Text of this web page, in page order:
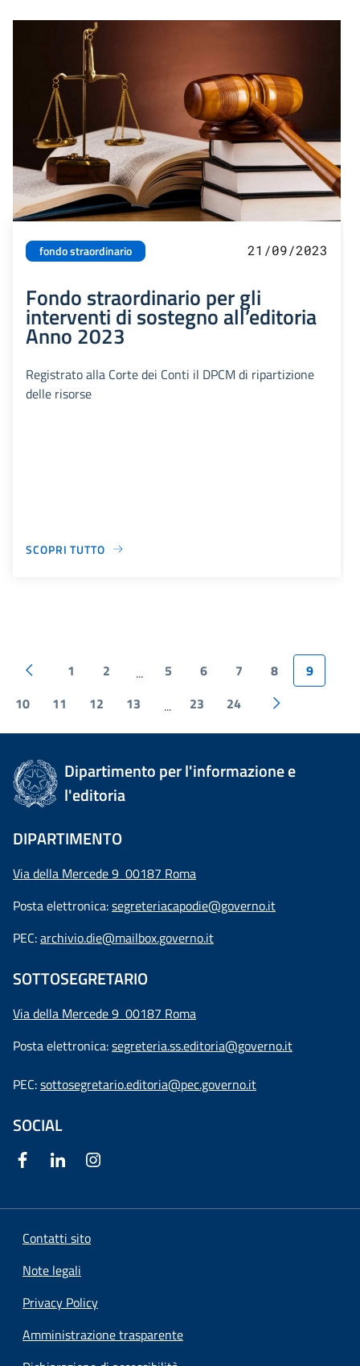
fondo straordinario 21/09/2023
Fondo straordinario per gli
interventi di sostegno all’editoria
Anno 2023
Registrato alla Corte dei Conti il DPCM di ripartizione
delle risorse
SCOPRI TUTTO
1 2 ... 5 6 7 8
9
10
11 12 13 ... 23 24
Dipartimento per l'informazione e
l'editoria
DIPARTIMENTO
Via della Mercede 9 00187 Roma
Posta elettronica:segreteriacapodie@governo.it
PEC:archivio.die@mailbox.governo.it
SOTTOSEGRETARIO
Via della Mercede 9 00187 Roma
Posta elettronica:segreteria.ss.editoria@governo.it
PEC:sottosegretario.editoria@pec.governo.it
SOCIAL
Contatti sito
Note legali
Privacy Policy
Amministrazione trasparente